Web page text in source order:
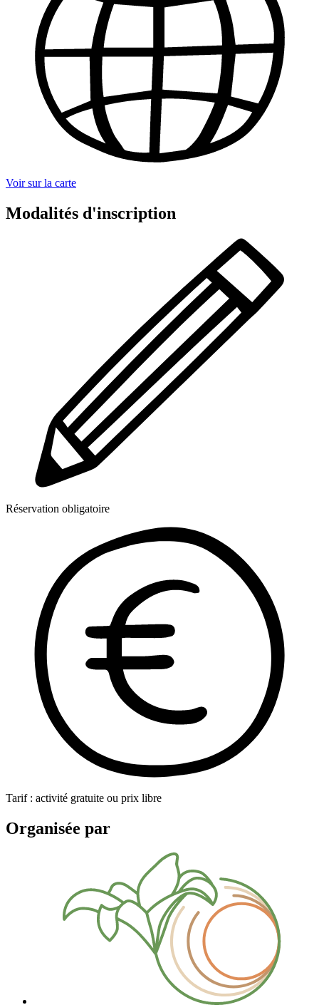
Voir sur la carte
Modalités d'inscription
Réservation obligatoire
Tarif : activité gratuite ou prix libre
Organisée par